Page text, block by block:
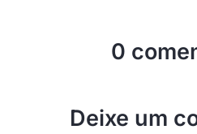
0
Deixe um